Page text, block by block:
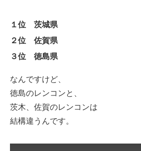
１位 茨城県
２位 佐賀県
３位 徳島県
なんですけど、
徳島のレンコンと、
茨木、佐賀のレンコンは
結構違うんです。